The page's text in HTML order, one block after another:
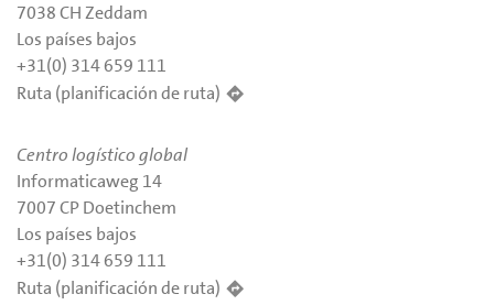
7038 CH Zeddam
Los países bajos
+31(0) 314 659 111
Ruta (planificación de ruta)
Centro logístico global
Informaticaweg 14
7007 CP Doetinchem
Los países bajos
+31(0) 314 659 111
Ruta (planificación de ruta)